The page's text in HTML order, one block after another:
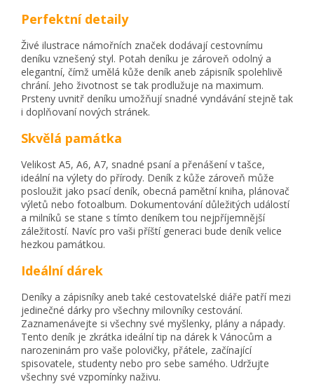
Perfektní detaily
Živé ilustrace námořních značek dodávají cestovnímu
deníku vznešený styl. Potah deníku je zároveň odolný a
elegantní, čímž umělá kůže deník aneb zápisník spolehlivě
chrání. Jeho životnost se tak prodlužuje na maximum.
Prsteny uvnitř deníku umožňují snadné vyndávání stejně tak
i doplňovaní nových stránek.
Skvělá památka
Velikost A5, A6, A7, snadné psaní a přenášení v tašce,
ideální na výlety do přírody. Deník z kůže zároveň může
posloužit jako psací deník, obecná pamětní kniha, plánovač
výletů nebo fotoalbum. Dokumentování důležitých událostí
a milníků se stane s tímto deníkem tou nejpříjemnější
záležitostí. Navíc pro vaši příští generaci bude deník velice
hezkou památkou.
Ideální dárek
Deníky a zápisníky aneb také cestovatelské diáře patří mezi
jedinečné dárky pro všechny milovníky cestování.
Zaznamenávejte si všechny své myšlenky, plány a nápady.
Tento deník je zkrátka ideální tip na dárek k Vánocům a
narozeninám pro vaše polovičky, přátele, začínající
spisovatele, studenty nebo pro sebe samého. Udržujte
všechny své vzpomínky naživu.